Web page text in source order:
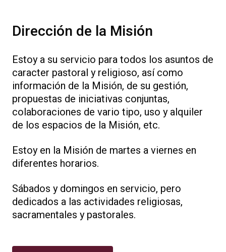
Dirección de la Misión
Estoy a su servicio para todos los asuntos de
caracter pastoral y religioso, así como
información de la Misión, de su gestión,
propuestas de iniciativas conjuntas,
colaboraciones de vario tipo, uso y alquiler
de los espacios de la Misión, etc.
Estoy en la Misión de martes a viernes en
diferentes horarios.
Sábados y domingos en servicio, pero
dedicados a las actividades religiosas,
sacramentales y pastorales.